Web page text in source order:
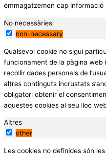
emmagatzemen cap informació
No necessàries
non-necessary
Qualsevol cookie no sigui
funcionament de la pàgina web
recollir dades personals de
altres continguts incrustats
obligatori obtenir el
aquestes cookies al seu lloc
Altres
other
Les cookies no definides són